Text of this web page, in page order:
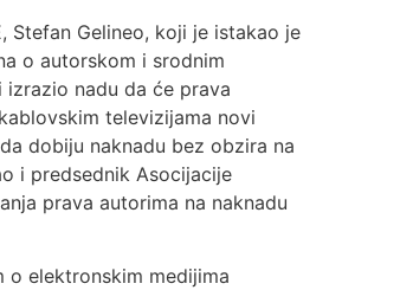
Stefan Gelineo, koji je istakao je
o autorskom i srodnim
nadu da će prava
televizijama novi
dobiju naknadu bez obzira na
i predsednik Asocijacije
prava autorima na naknadu
o elektronskim medijima